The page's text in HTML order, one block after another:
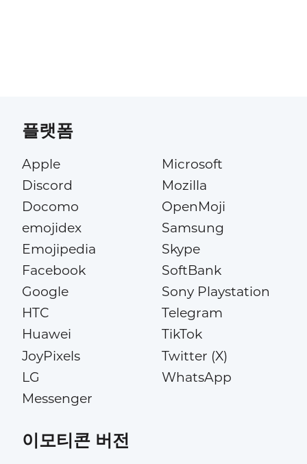
플랫폼
Apple
Discord
Docomo
emojidex
Emojipedia
Facebook
Google
HTC
Huawei
JoyPixels
LG
Messenger
Microsoft
Mozilla
OpenMoji
Samsung
Skype
SoftBank
Sony Playstation
Telegram
TikTok
Twitter (X)
WhatsApp
이모티콘 버전